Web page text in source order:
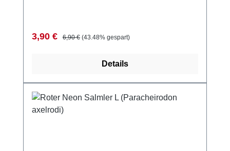
Verkaufspreis:
3,90 € Regulärer Preis:
6,90 € (43.48% gespart)
Details